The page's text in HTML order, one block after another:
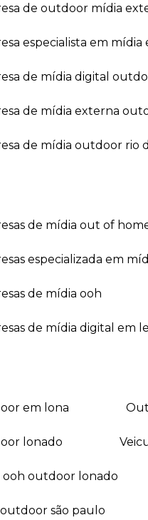
de outdoor mídia
especialista em
de mídia digital
de mídia externa
de mídia outdoor rio
de mídia out of
especializada em
de mídia ooh
de mídia digital em
em lona
lonado
ooh outdoor lonado
outdoor são paulo